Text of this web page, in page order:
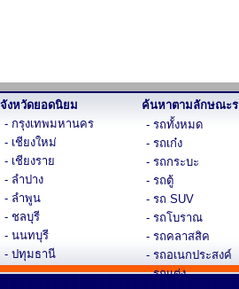
จังหวัดยอดนิยม
- กรุงเทพมหานคร
- เชียงใหม่
- เชียงราย
- ลำปาง
- ลำพูน
- ชลบุรี
- นนทบุรี
- ปทุมธานี
ค้นหาตามลักษณะ
- รถทั้งหมด
- รถเก๋ง
- รถกระบะ
- รถตู้
- รถ SUV
- รถโบราณ
- รถคลาสสิค
- รถอเนกประสงค์
- รถแต่ง